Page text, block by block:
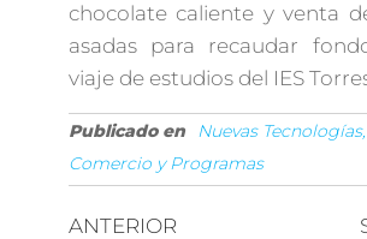
chocolate caliente y venta
asadas para recaudar
viaje de estudios del IES
Publicado en
Nuevas Tecnologías,
Comercio y Programas
ANTERIOR